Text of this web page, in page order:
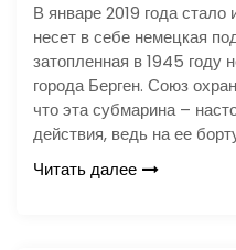
В январе 2019 года стало
несет в себе немецкая
затопленная в 1945 году
города Берген. Союз
что эта субмарина –
действия, ведь на ее
Читать далее